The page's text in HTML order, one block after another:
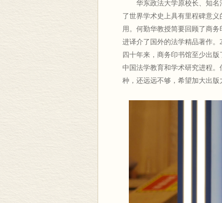
华东政法大学原校长、知
了世界学术史上具有里程碑意
用。何勤华教授简要回顾了商
进译介了国外的法学精品著作
四十年来，商务印书馆至少出
中国法学教育和学术研究进程。
种，还远远不够，希望加大出版